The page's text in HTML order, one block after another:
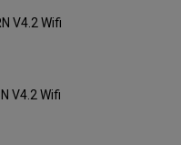
kiểu dáng Dome và chất
chống va đập và chịu
camera còn đi kèm với
V4.2 Wifi
V4.2 Wifi